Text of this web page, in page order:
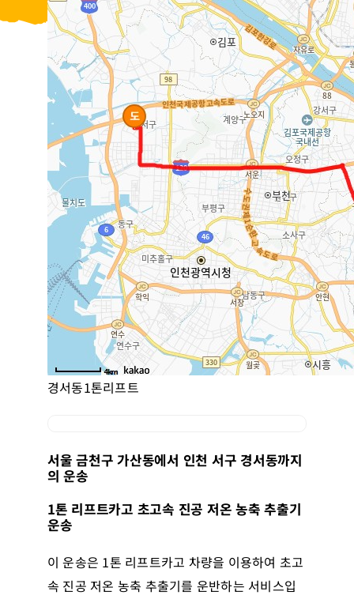
블로그
경서동1톤리프트
서울 금천구 가산동에서 인천 서구 경서동까지
의 운송
1톤 리프트카고 초고속 진공 저온 농축 추출기
운송
이 운송은 1톤 리프트카고 차량을 이용하여 초고
속 진공 저온 농축 추출기를 운반하는 서비스입